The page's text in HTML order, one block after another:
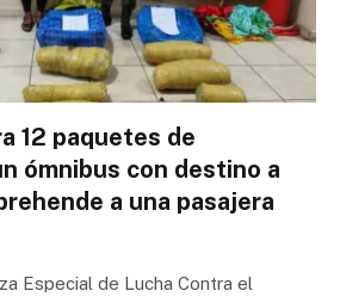
12 paquetes de
ómnibus con destino a
a una pasajera
Especial de Lucha Contra el